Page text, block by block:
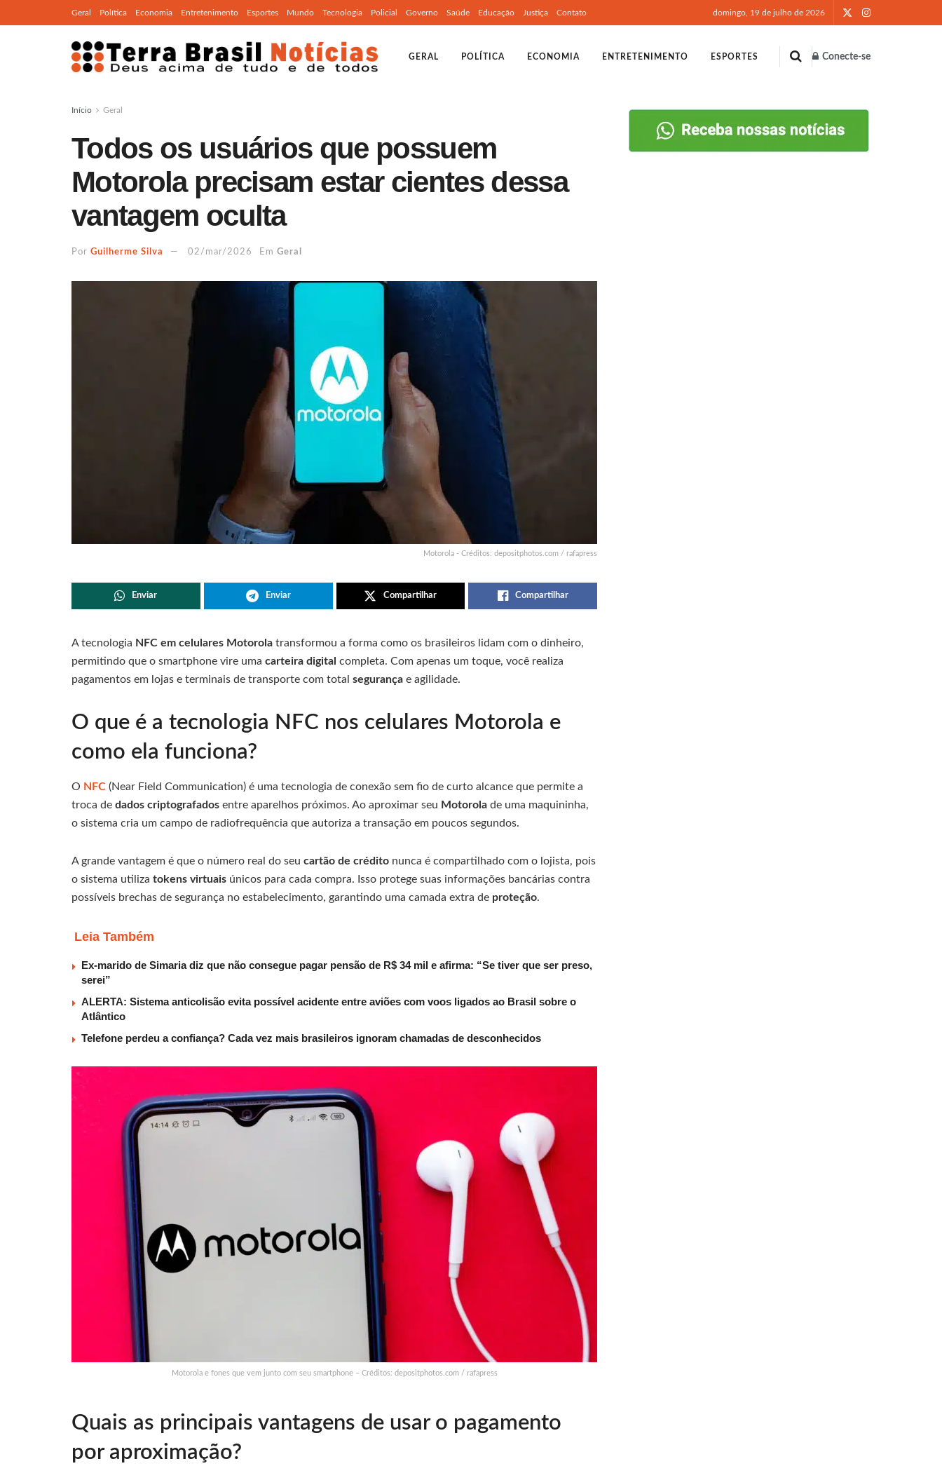
Geral Política Economia Entretenimento Esportes Mundo Tecnologia Policial Governo Saúde Educação Justiça Contato domingo, 19 de julho de 2026
GERAL POLÍTICA ECONOMIA ENTRETENIMENTO ESPORTES Conecte-se
Início Geral
Todos os usuários que possuem
Motorola precisam estar cientes dessa
vantagem oculta
Por Guilherme Silva 02/mar/2026 Em Geral
Motorola - Créditos: depositphotos.com / rafapress
Enviar Enviar Compartilhar Compartilhar
A tecnologia NFC em celulares Motorola transformou a forma como os brasileiros lidam com o dinheiro,
permitindo que o smartphone vire uma carteira digital completa. Com apenas um toque, você realiza
pagamentos em lojas e terminais de transporte com total segurança e agilidade.
O que é a tecnologia NFC nos celulares Motorola e
como ela funciona?
O NFC (Near Field Communication) é uma tecnologia de conexão sem fio de curto alcance que permite a
troca de dados criptografados entre aparelhos próximos. Ao aproximar seu Motorola de uma maquininha,
o sistema cria um campo de radiofrequência que autoriza a transação em poucos segundos.
A grande vantagem é que o número real do seu cartão de crédito nunca é compartilhado com o lojista, pois
o sistema utiliza tokens virtuais únicos para cada compra. Isso protege suas informações bancárias contra
possíveis brechas de segurança no estabelecimento, garantindo uma camada extra de proteção.
Leia Também
Ex-marido de Simaria diz que não consegue pagar pensão de R$ 34 mil e afirma: “Se tiver que ser preso,
serei”
ALERTA: Sistema anticolisão evita possível acidente entre aviões com voos ligados ao Brasil sobre o
Atlântico
Telefone perdeu a confiança? Cada vez mais brasileiros ignoram chamadas de desconhecidos
Motorola e fones que vem junto com seu smartphone – Créditos: depositphotos.com / rafapress
Quais as principais vantagens de usar o pagamento
por aproximação?